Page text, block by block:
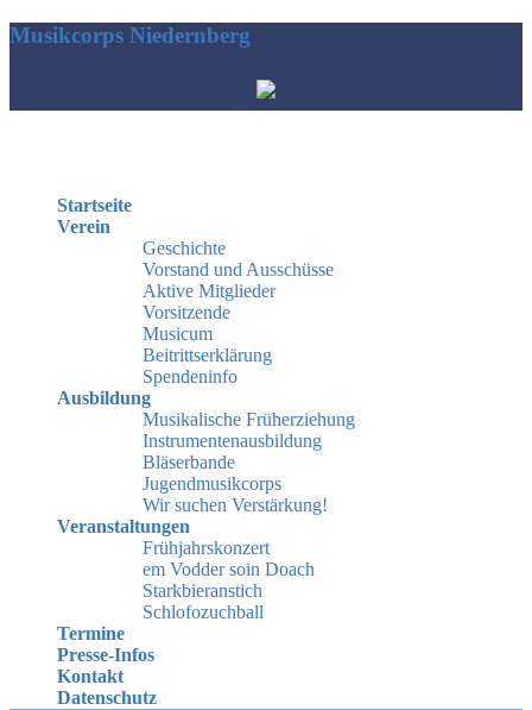
Musikcorps Niedernberg
Startseite
Verein
Geschichte
Vorstand und Ausschüsse
Aktive Mitglieder
Vorsitzende
Musicum
Beitrittserklärung
Spendeninfo
Ausbildung
Musikalische Früherziehung
Instrumentenausbildung
Bläserbande
Jugendmusikcorps
Wir suchen Verstärkung!
Veranstaltungen
Frühjahrskonzert
em Vodder soin Doach
Starkbieranstich
Schlofozuchball
Termine
Presse-Infos
Kontakt
Datenschutz